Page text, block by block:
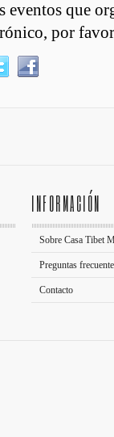
eventos que
por
INFORMACIÓN
Sobre Casa Tibet
Preguntas
Contacto